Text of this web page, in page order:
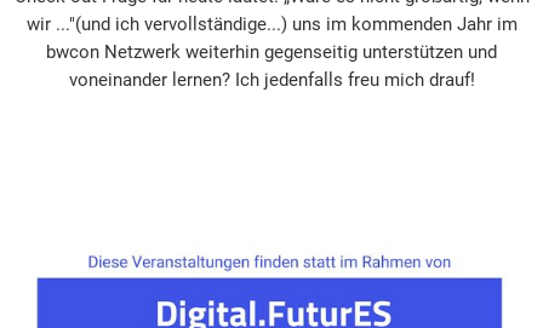
wir ..."(und ich vervollständige...) uns im kommenden Jahr im
bwcon Netzwerk weiterhin gegenseitig unterstützen und
voneinander lernen? Ich jedenfalls freu mich drauf!